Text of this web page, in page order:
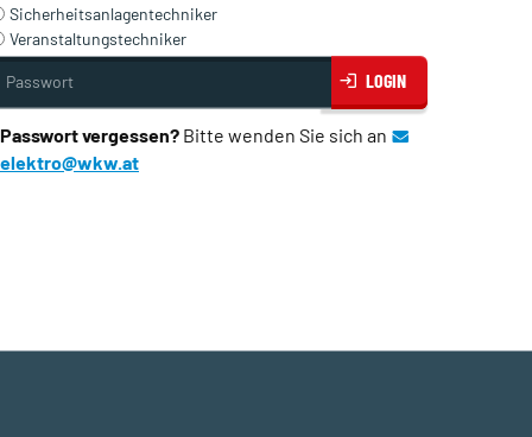
Sicherheitsanlagentechniker
Veranstaltungstechniker
LOGIN
Passwort vergessen? Bitte wenden Sie sich an
elektro@wkw.at